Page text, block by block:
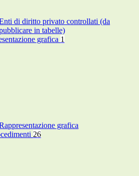
di diritto privato controllati (da
in tabelle)
grafica 1
grafica
26